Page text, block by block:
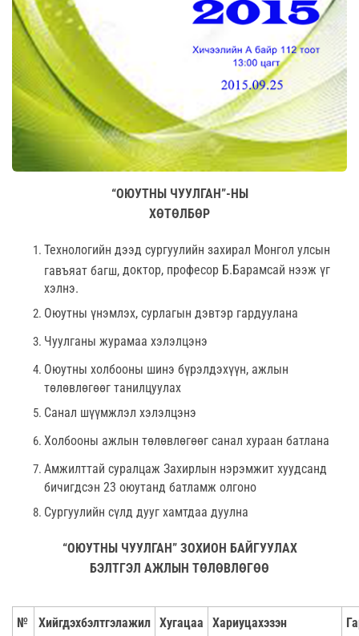
“ОЮУТНЫ ЧУУЛГАН”-НЫ
ХӨТӨЛБӨР
Технологийн дээд сургуулийн захирал Монгол улсын
гавъяат багш, доктор, професор Б.Барамсай нээж үг
хэлнэ.
Оюутны үнэмлэх, сурлагын дэвтэр гардуулана
Чуулганы журамаа хэлэлцэнэ
Оюутны холбооны шинэ бүрэлдэхүүн, ажлын
төлөвлөгөөг танилцуулах
Санал шүүмжлэл хэлэлцэнэ
Холбооны ажлын төлөвлөгөөг санал хураан батлана
Амжилттай суралцаж Захирлын нэрэмжит хуудсанд
бичигдсэн 23 оюутанд батламж олгоно
Сургуулийн сүлд дууг хамтдаа дуулна
“ОЮУТНЫ ЧУУЛГАН” ЗОХИОН БАЙГУУЛАХ
БЭЛТГЭЛ АЖЛЫН ТӨЛӨВЛӨГӨӨ
№ Хийгдэхбэлтгэлажил Хугацаа Хариуцахэзэн